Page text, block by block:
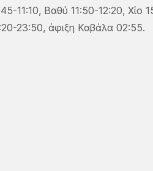
11:10, Βαθύ 11:50-12:20, Χίο
23:50, άφιξη Καβάλα 02:55.